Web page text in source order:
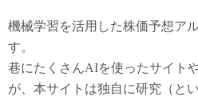
機械学習を活用した株価予想ア
す。
巷にたくさんAIを使ったサイト
が、本サイトは独自に研究（と